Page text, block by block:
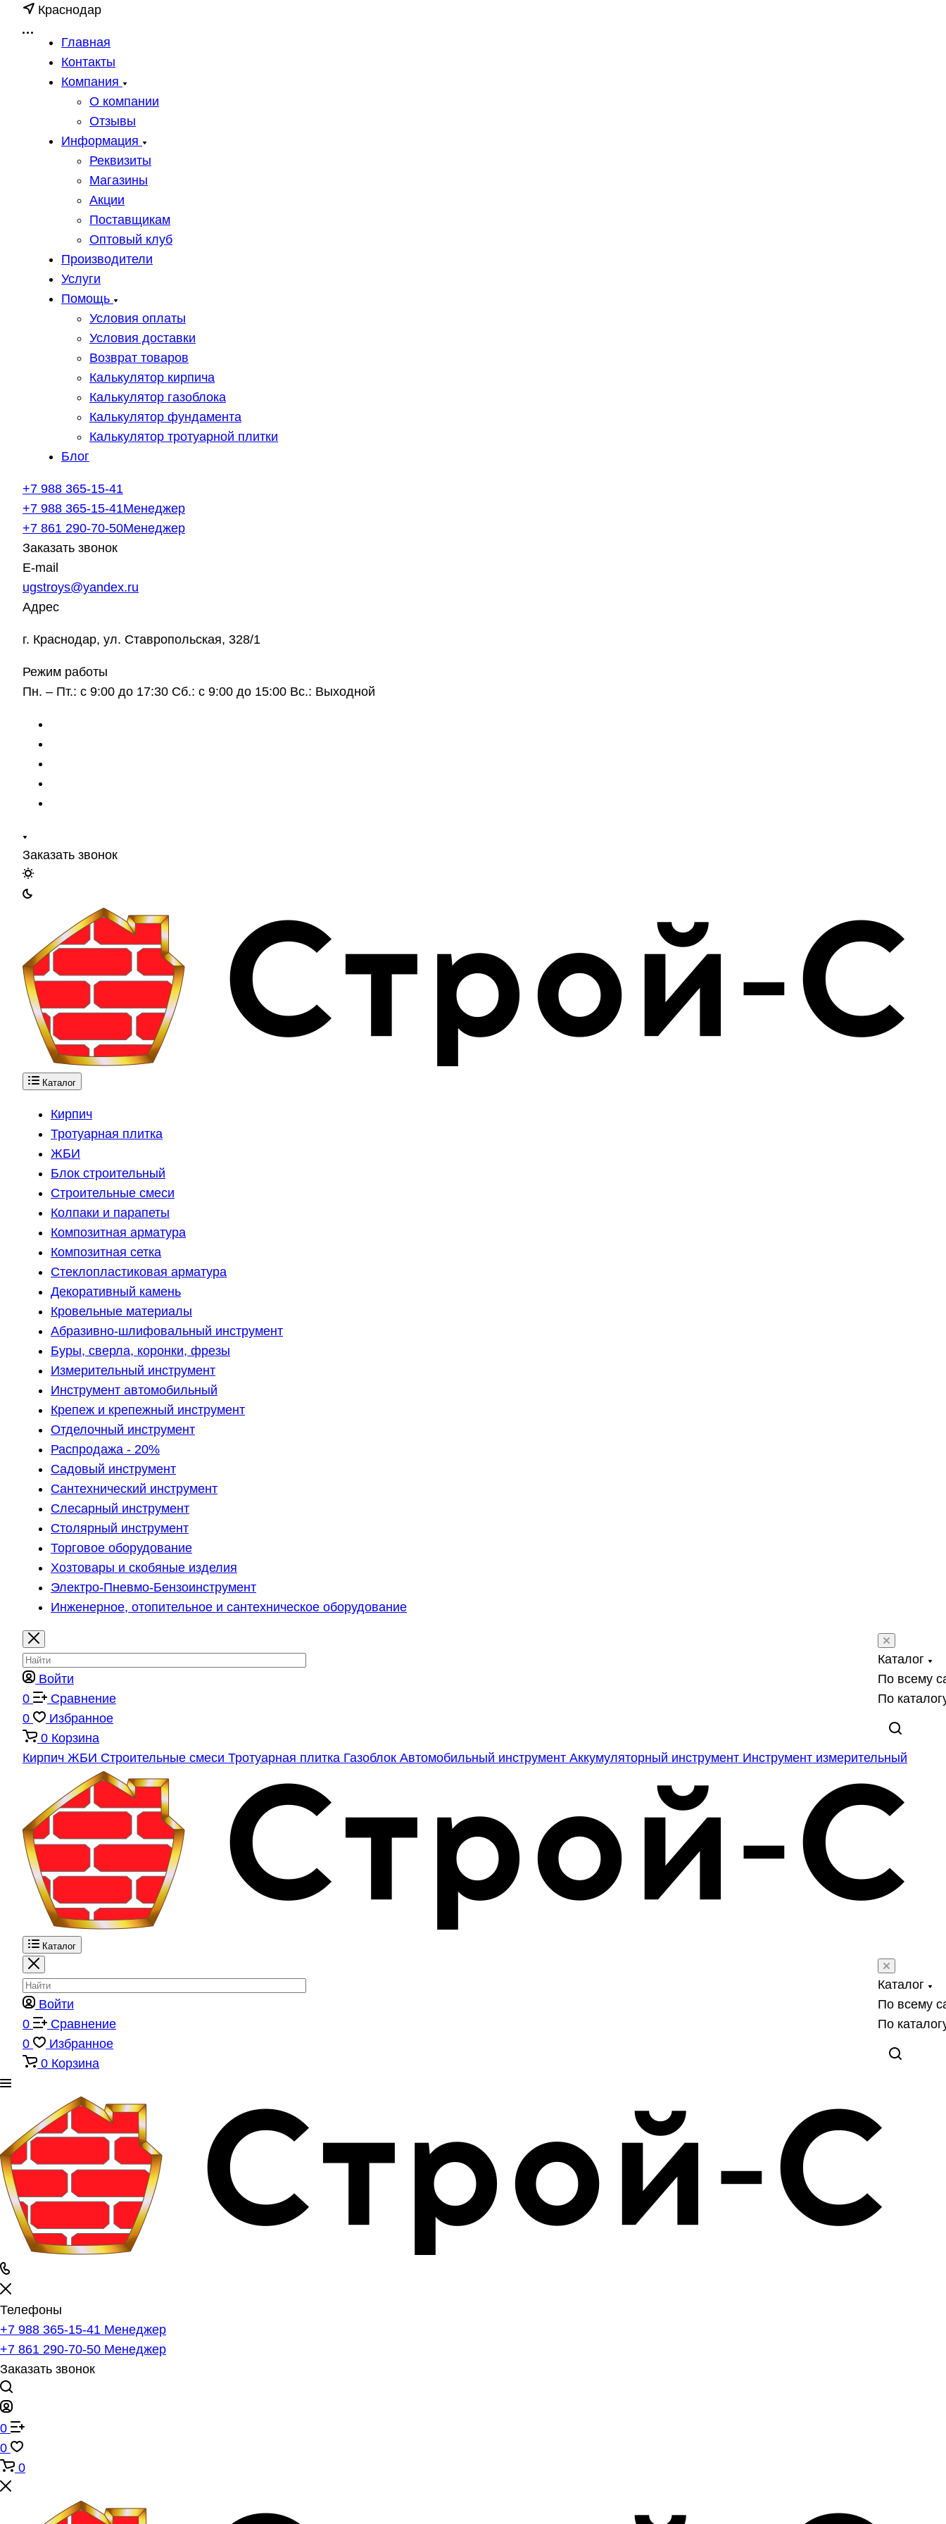
Краснодар
Главная
Контакты
Компания
О компании
Отзывы
Информация
Реквизиты
Магазины
Акции
Поставщикам
Оптовый клуб
Производители
Услуги
Помощь
Условия оплаты
Условия доставки
Возврат товаров
Калькулятор кирпича
Калькулятор газоблока
Калькулятор фундамента
Калькулятор тротуарной плитки
Блог
+7 988 365-15-41
+7 988 365-15-41Менеджер
+7 861 290-70-50Менеджер
Заказать звонок
E-mail
ugstroys@yandex.ru
Адрес
г. Краснодар, ул. Ставропольская, 328/1
Режим работы
Пн. – Пт.: с 9:00 до 17:30 Сб.: с 9:00 до 15:00 Вс.: Выходной
Заказать звонок
Каталог
Кирпич
Тротуарная плитка
ЖБИ
Блок строительный
Строительные смеси
Колпаки и парапеты
Композитная арматура
Композитная сетка
Стеклопластиковая арматура
Декоративный камень
Кровельные материалы
Абразивно-шлифовальный инструмент
Буры, сверла, коронки, фрезы
Измерительный инструмент
Инструмент автомобильный
Крепеж и крепежный инструмент
Отделочный инструмент
Распродажа - 20%
Садовый инструмент
Сантехнический инструмент
Слесарный инструмент
Столярный инструмент
Торговое оборудование
Хозтовары и скобяные изделия
Электро-Пневмо-Бензоинструмент
Инженерное, отопительное и сантехническое оборудование
Каталог
По всему
По
Войти
0
Сравнение
0
Избранное
0 Корзина
Кирпич ЖБИ Строительные смеси Тротуарная плитка Газоблок Автомобильный инструмент Аккумуляторный инструмент Инструмент измерительный
Каталог
Каталог
По всему
По
Войти
0
Сравнение
0
Избранное
0 Корзина
Телефоны
+7 988 365-15-41 Менеджер
+7 861 290-70-50 Менеджер
Заказать звонок
0
0
0